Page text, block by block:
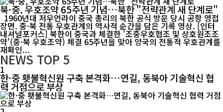
북·중, 우호조약 65주년 기념…북한 "전략관계 새 단계로"
장면. 중·북 전통 우호관계의 역사적 순간을 담은 기록 영상. [인터
내셔널포커스] 북한이 중국과 체결한 '조중우호협조 및 상호원조조
약'(중·북 우호조약) 체결 65주년을 맞아 양국의 전통적 우호관계를
재확인...
NEWS TOP 5
1
한·중 횃불혁신원 구축 본격화…연길, 동북아 기술혁신 협
력 거점으로 부상